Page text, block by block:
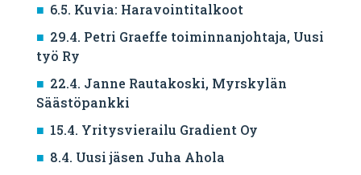
6.5. Kuvia: Haravointitalkoot
29.4. Petri Graeffe toiminnanjohtaja, Uusi
työ Ry
22.4. Janne Rautakoski, Myrskylän
Säästöpankki
15.4. Yritysvierailu Gradient Oy
8.4. Uusi jäsen Juha Ahola